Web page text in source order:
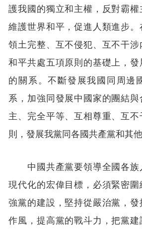
護我國的獨立和主權，反對霸權
維護世界和平，促進人類進步
領土完整、互不侵犯、互不干涉
和平共處五項原則的基礎上，
的關系。不斷發展我國同周邊
系，加強同發展中國家的團結
主、完全平等、互相尊重、互
則，發展我黨同各國共產黨和其他
中國共產黨要領導全國各族
現代化的宏偉目標，必須緊密
強黨的建設，堅持從嚴治黨，
作風，提高黨的戰斗力，把黨